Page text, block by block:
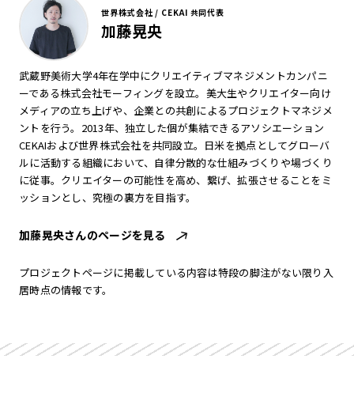
世界株式会社 / CEKAI 共同代表
加藤晃央
武蔵野美術大学4年在学中にクリエイティブマネジメントカンパニ
ーである株式会社モーフィングを設立。美大生やクリエイター向け
メディアの立ち上げや、企業との共創によるプロジェクトマネジメ
ントを行う。2013年、独立した個が集結できるアソシエーション
CEKAIおよび世界株式会社を共同設立。日米を拠点としてグローバ
ルに活動する組織において、自律分散的な仕組みづくりや場づくり
に従事。クリエイターの可能性を高め、繋げ、拡張させることをミ
ッションとし、究極の裏方を目指す。
加藤晃央さんのページを見る
プロジェクトページに掲載している内容は特段の脚注がない限り入
居時点の情報です。